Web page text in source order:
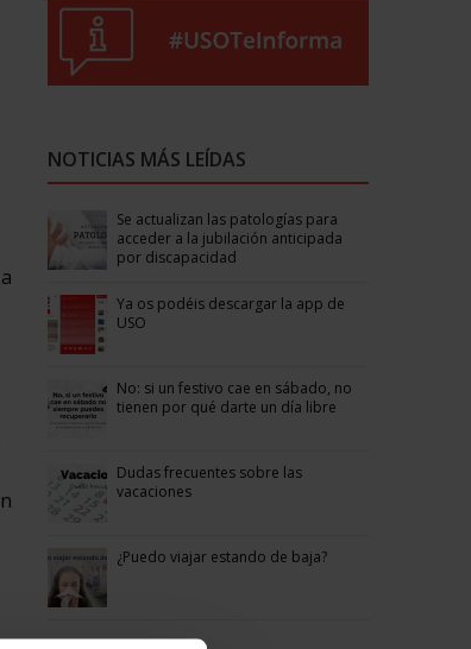
NOTICIAS MÁS LEÍDAS
Se actualizan las patologías para
acceder a la jubilación anticipada
por discapacidad
Ya os podéis descargar la app de
USO
No: si un festivo cae en sábado, no
tienen por qué darte un día libre
Dudas frecuentes sobre las
vacaciones
¿Puedo viajar estando de baja?